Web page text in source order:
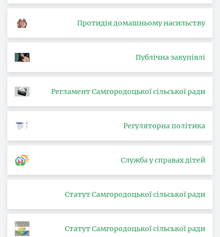
Протидія домашньому насильству
Публічна закупівлі
Регламент Самгородоцької сільської ради
Регуляторна політика
Служба у справах дітей
Статут Самгородоцької сільської ради
Статут Самгородоцької сільської ради